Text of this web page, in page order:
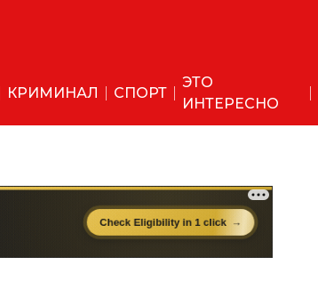
КРИМИНАЛ СПОРТ
ЭТО
ИНТЕРЕСНО